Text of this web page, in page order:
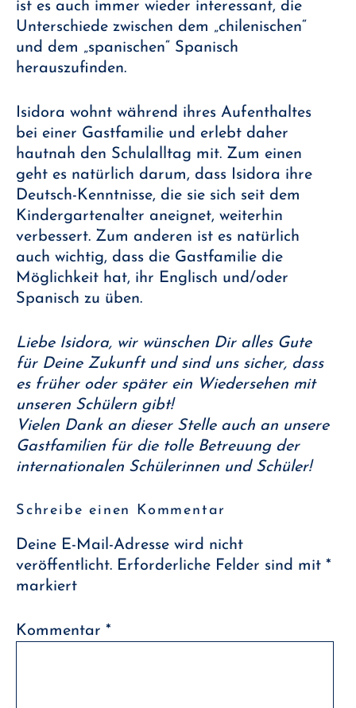
ist es auch immer wieder interessant, die
Unterschiede zwischen dem „chilenischen“
und dem „spanischen“ Spanisch
herauszufinden.
Isidora wohnt während ihres Aufenthaltes
bei einer Gastfamilie und erlebt daher
hautnah den Schulalltag mit. Zum einen
geht es natürlich darum, dass Isidora ihre
Deutsch-Kenntnisse, die sie sich seit dem
Kindergartenalter aneignet, weiterhin
verbessert. Zum anderen ist es natürlich
auch wichtig, dass die Gastfamilie die
Möglichkeit hat, ihr Englisch und/oder
Spanisch zu üben.
Liebe Isidora, wir wünschen Dir alles Gute
für Deine Zukunft und sind uns sicher, dass
es früher oder später ein Wiedersehen mit
unseren Schülern gibt!
Vielen Dank an dieser Stelle auch an unsere
Gastfamilien für die tolle Betreuung der
internationalen Schülerinnen und Schüler!
Schreibe einen Kommentar
Deine E-Mail-Adresse wird nicht
veröffentlicht. Erforderliche Felder sind mit *
markiert
Kommentar *